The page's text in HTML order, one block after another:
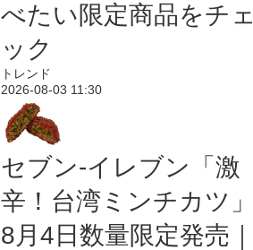
べたい限定商品をチェ
ック
トレンド
2026-08-03 11:30
セブン-イレブン「激
辛！台湾ミンチカツ」
8月4日数量限定発売｜